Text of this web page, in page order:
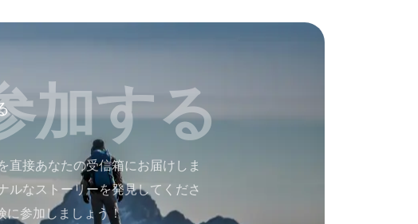
加する
直接あなたの受信箱にお届けしま
ルなストーリーを発見してくださ
に参加しましょう！